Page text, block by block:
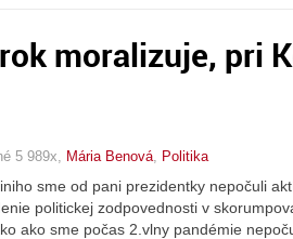
moralizuje, pri
5 989x, Mária Benová Politika
sme od pani prezidentky nepočuli
politickej zodpovednosti v
ako sme počas 2.vlny pandémie